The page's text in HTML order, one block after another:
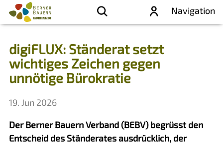
Navigation
digiFLUX: Ständerat setzt
wichtiges Zeichen gegen
unnötige Bürokratie
19. Jun 2026
Der Berner Bauern Verband (BEBV) begrüsst den
Entscheid des Ständerates ausdrücklich, der